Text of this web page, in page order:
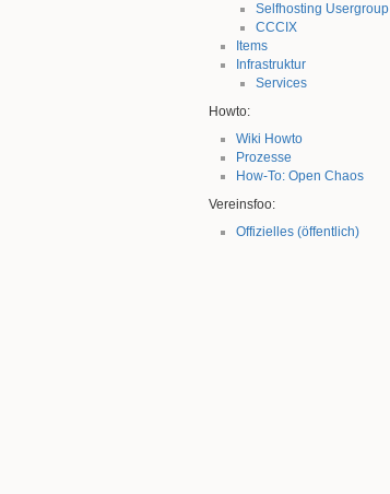
Selfhosting Usergroup
CCCIX
Items
Infrastruktur
Services
Howto:
Wiki Howto
Prozesse
How-To: Open Chaos
Vereinsfoo:
Offizielles (öffentlich)